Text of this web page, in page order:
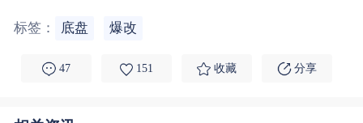
标签： 底盘 爆改
47 151 收藏 分享